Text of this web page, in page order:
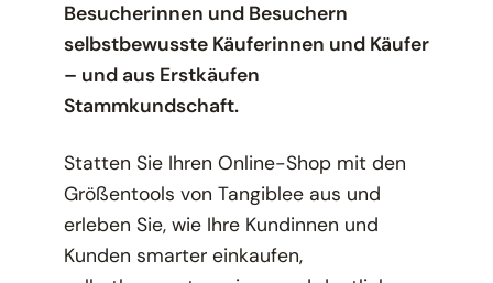
Besucherinnen und Besuchern
selbstbewusste Käuferinnen und Käufer
– und aus Erstkäufen
Stammkundschaft.
Statten Sie Ihren Online-Shop mit den
Größentools von Tangiblee aus und
erleben Sie, wie Ihre Kundinnen und
Kunden smarter einkaufen,